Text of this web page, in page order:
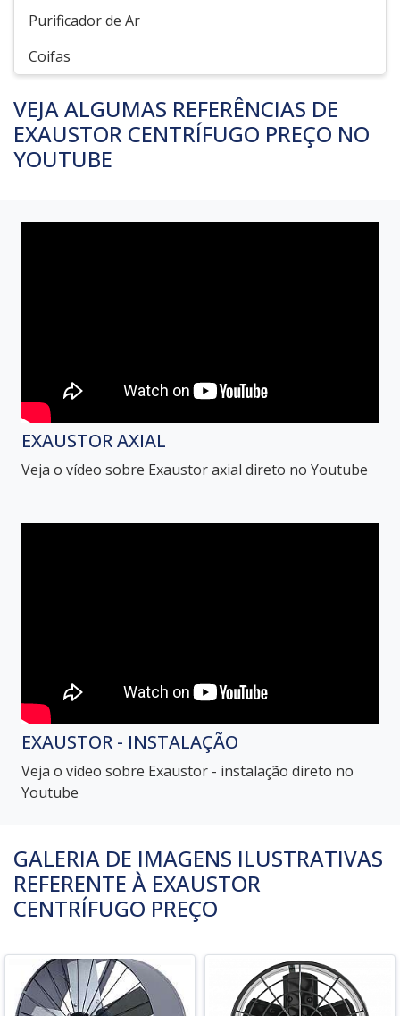
Purificador de Ar
Coifas
VEJA ALGUMAS REFERÊNCIAS DE
EXAUSTOR CENTRÍFUGO PREÇO NO
YOUTUBE
EXAUSTOR AXIAL
Veja o vídeo sobre Exaustor axial direto no Youtube
EXAUSTOR - INSTALAÇÃO
Veja o vídeo sobre Exaustor - instalação direto no
Youtube
GALERIA DE IMAGENS ILUSTRATIVAS
REFERENTE À EXAUSTOR
CENTRÍFUGO PREÇO